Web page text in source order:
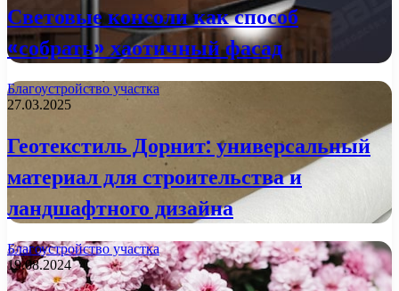
Световые консоли как способ
«собрать» хаотичный фасад
Благоустройство участка
27.03.2025
Геотекстиль Дорнит: универсальный
материал для строительства и
ландшафтного дизайна
Благоустройство участка
19.08.2024